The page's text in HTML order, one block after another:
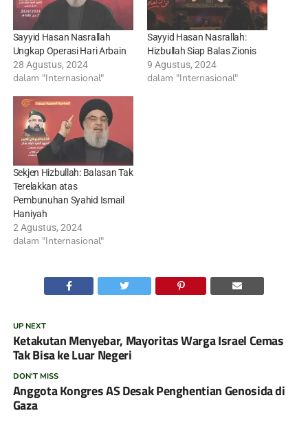
Sayyid Hasan Nasrallah
Ungkap Operasi Hari Arbain
28 Agustus, 2024
dalam "Internasional"
Sayyid Hasan Nasrallah:
Hizbullah Siap Balas Zionis
9 Agustus, 2024
dalam "Internasional"
Sekjen Hizbullah: Balasan Tak
Terelakkan atas
Pembunuhan Syahid Ismail
Haniyah
2 Agustus, 2024
dalam "Internasional"
UP NEXT
Ketakutan Menyebar, Mayoritas Warga Israel Cemas
Tak Bisa ke Luar Negeri
DON'T MISS
Anggota Kongres AS Desak Penghentian Genosida di
Gaza